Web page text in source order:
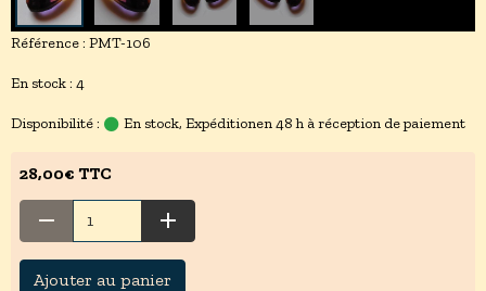
Référence : PMT-106
En stock : 4
Disponibilité : En stock, Expéditionen 48 h à réception de paiement
28,00€ TTC
Ajouter au panier